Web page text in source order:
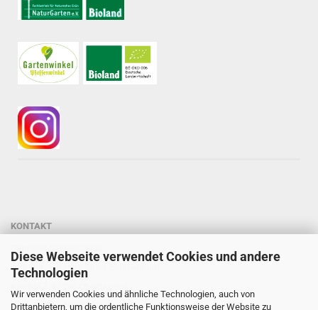
Diese Webseite verwendet Cookies und andere
Technologien
Wir verwenden Cookies und ähnliche Technologien, auch von
Drittanbietern, um die ordentliche Funktionsweise der Website zu
KONTAKT
Dipl.-Ing. Susanne Spatz-Behmenburg
Tel: 0 88 03 - 47 80 900